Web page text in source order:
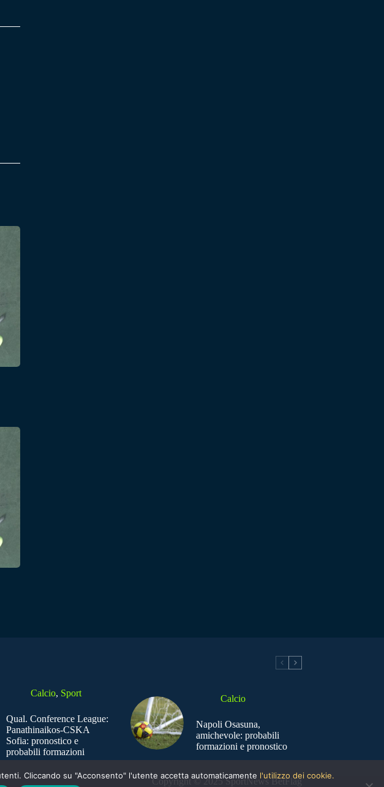
Calcio, Sport
Qual. Conference League:
Panathinaikos-CSKA
Sofia: pronostico e
probabili formazioni
Calcio
Napoli Osasuna,
amichevole: probabili
formazioni e pronostico
Copyright © 2025 SportNews BetFlag
Cliccando su "Acconsento" l'utente accetta automaticamente l'utilizzo dei cookie.